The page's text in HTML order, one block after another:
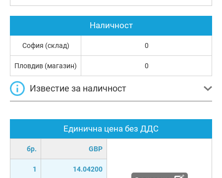
Единична цена без ДДС
бр. GBP
1 14.04200
Наличност
София (склад) 0
Пловдив (магазин) 0
Известие за наличност